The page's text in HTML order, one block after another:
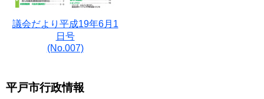
平戸市行政情報
議会だより平成19年6月1
日号
(No.007)